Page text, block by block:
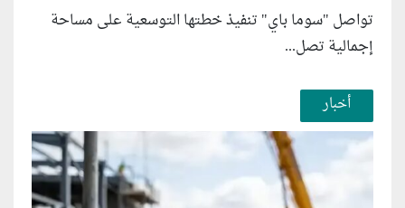
تواصل "سوما باي" تنفيذ خطتها التوسعية على مساحة
إجمالية تصل...
أخبار